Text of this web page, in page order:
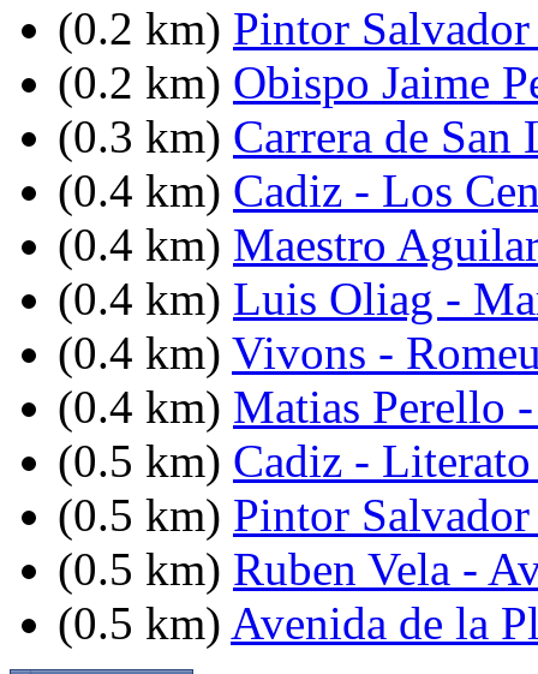
(0.2 km) Pintor
(0.2 km) Obispo Jaime
(0.3 km) Carrera de San
(0.4 km) Cadiz - Los
(0.4 km) Maestro
(0.4 km) Luis Oliag -
(0.4 km) Vivons -
(0.4 km) Matias Perello
(0.5 km) Cadiz -
(0.5 km) Pintor
(0.5 km) Ruben Vela -
(0.5 km) Avenida de la